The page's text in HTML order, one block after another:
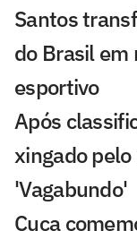
Santos
do Brasil em
esportivo
Após
xingado
'Vagabundo'
Cuca